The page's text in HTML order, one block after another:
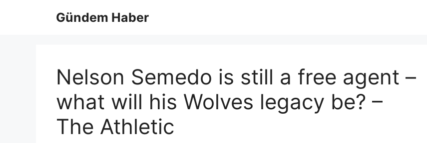
Gündem Haber
Nelson Semedo is still a free agent –
what will his Wolves legacy be? –
The Athletic